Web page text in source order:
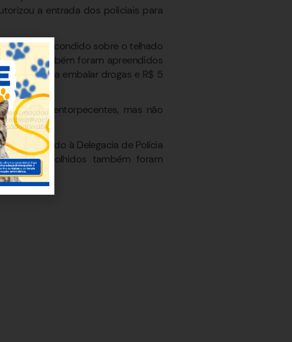
a entrada dos policiais para
plástico escondido sobre o telhado
crack. Também foram apreendidos
para embalar drogas e R$ 5
dos entorpecentes, mas não
à Delegacia de Polícia
recolhidos também foram